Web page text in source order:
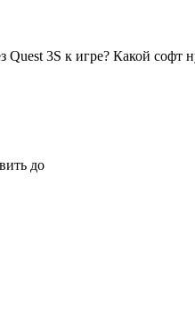
Quest 3S к игре? Какой
до